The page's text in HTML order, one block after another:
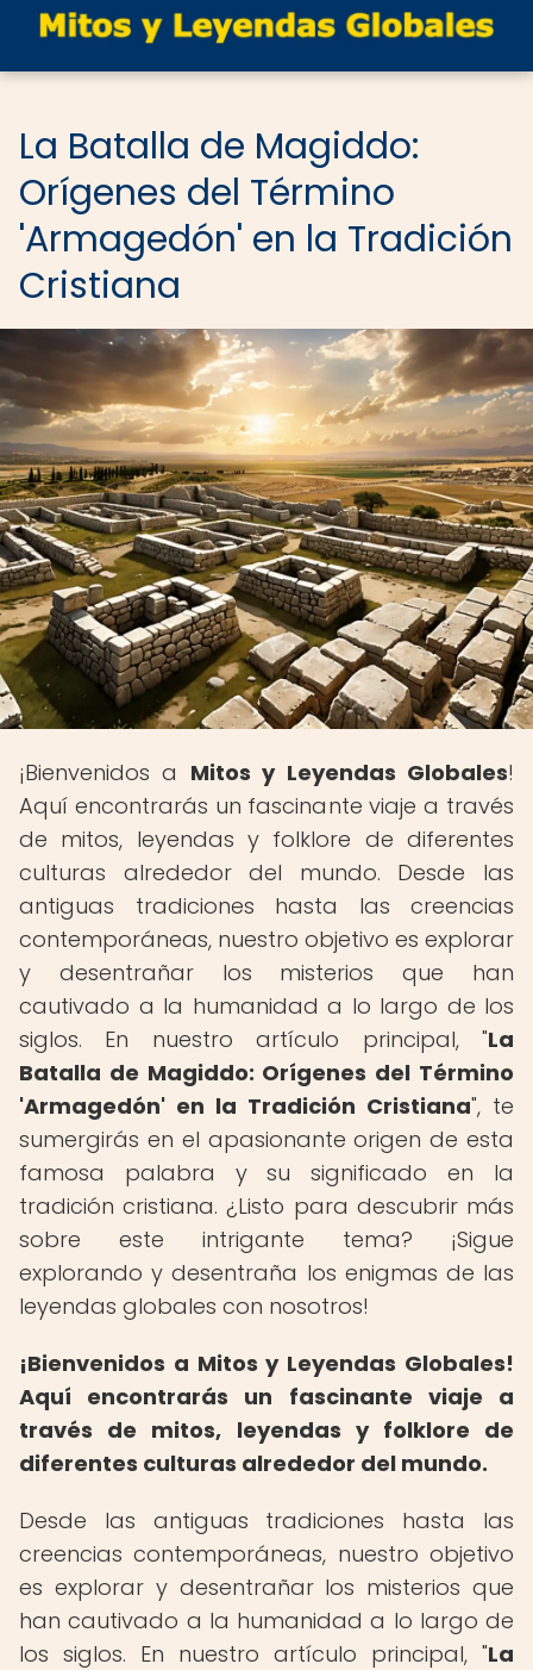
La Batalla de Magiddo:
Orígenes del Término
'Armagedón' en la Tradición
Cristiana
¡Bienvenidos a Mitos y Leyendas Globales!
Aquí encontrarás un fascinante viaje a través
de mitos, leyendas y folklore de diferentes
culturas alrededor del mundo. Desde las
antiguas tradiciones hasta las creencias
contemporáneas, nuestro objetivo es explorar
y desentrañar los misterios que han
cautivado a la humanidad a lo largo de los
siglos. En nuestro artículo principal, "La
Batalla de Magiddo: Orígenes del Término
'Armagedón' en la Tradición Cristiana", te
sumergirás en el apasionante origen de esta
famosa palabra y su significado en la
tradición cristiana. ¿Listo para descubrir más
sobre este intrigante tema? ¡Sigue
explorando y desentraña los enigmas de las
leyendas globales con nosotros!
¡Bienvenidos a Mitos y Leyendas Globales!
Aquí encontrarás un fascinante viaje a
través de mitos, leyendas y folklore de
diferentes culturas alrededor del mundo.
Desde las antiguas tradiciones hasta las
creencias contemporáneas, nuestro objetivo
es explorar y desentrañar los misterios que
han cautivado a la humanidad a lo largo de
los siglos. En nuestro artículo principal, "La